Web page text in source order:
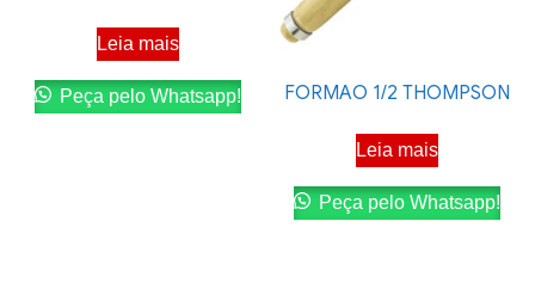
Leia mais
Peça pelo Whatsapp! FORMAO 1/2 THOMPSON
Leia mais
Peça pelo Whatsapp!